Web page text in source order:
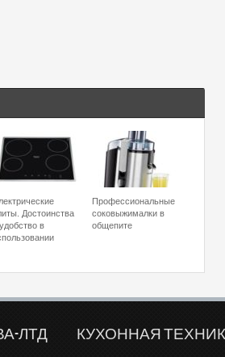
Достоинства
в
Профессиональные
соковыжималки в
общепите
ЛТД КУХОННАЯ